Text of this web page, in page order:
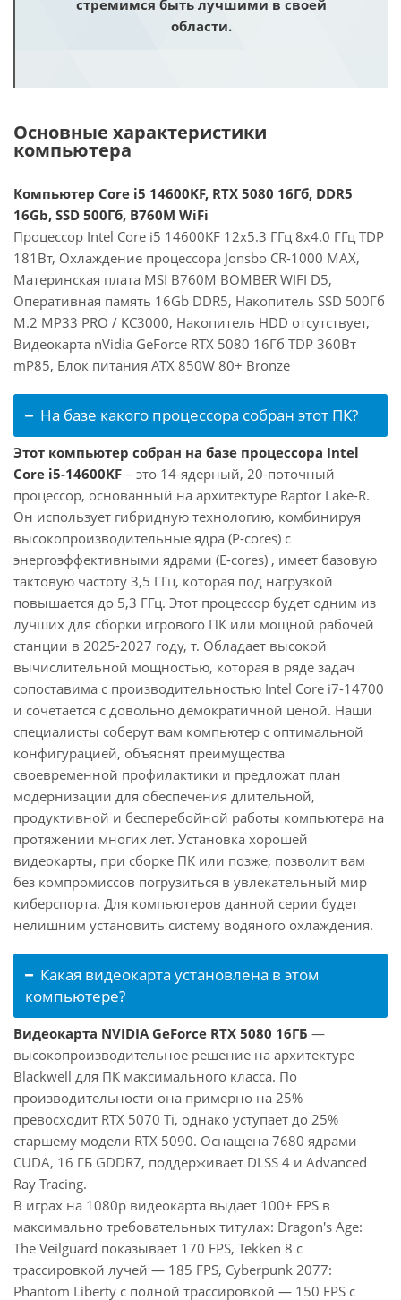
стремимся быть лучшими в своей
области.
Основные характеристики
компьютера
Компьютер Core i5 14600KF, RTX 5080 16Гб, DDR5
16Gb, SSD 500Гб, B760M WiFi
Процессор Intel Core i5 14600KF 12x5.3 ГГц 8x4.0 ГГц TDP
181Вт, Охлаждение процессора Jonsbo CR-1000 MAX,
Материнская плата MSI B760M BOMBER WIFI D5,
Оперативная память 16Gb DDR5, Накопитель SSD 500Гб
M.2 MP33 PRO / KC3000, Накопитель HDD отсутствует,
Видеокарта nVidia GeForce RTX 5080 16Гб TDP 360Вт
mP85, Блок питания ATX 850W 80+ Bronze
На базе какого процессора собран этот ПК?
Этот компьютер собран на базе процессора Intel
Core i5-14600KF – это 14-ядерный, 20-поточный
процессор, основанный на архитектуре Raptor Lake-R.
Он использует гибридную технологию, комбинируя
высокопроизводительные ядра (P-cores) с
энергоэффективными ядрами (E-cores) , имеет базовую
тактовую частоту 3,5 ГГц, которая под нагрузкой
повышается до 5,3 ГГц. Этот процессор будет одним из
лучших для сборки игрового ПК или мощной рабочей
станции в 2025-2027 году, т. Обладает высокой
вычислительной мощностью, которая в ряде задач
сопоставима с производительностью Intel Core i7-14700
и сочетается с довольно демократичной ценой. Наши
специалисты соберут вам компьютер с оптимальной
конфигурацией, объяснят преимущества
своевременной профилактики и предложат план
модернизации для обеспечения длительной,
продуктивной и бесперебойной работы компьютера на
протяжении многих лет. Установка хорошей
видеокарты, при сборке ПК или позже, позволит вам
без компромиссов погрузиться в увлекательный мир
киберспорта. Для компьютеров данной серии будет
нелишним установить систему водяного охлаждения.
Какая видеокарта установлена в этом
компьютере?
Видеокарта NVIDIA GeForce RTX 5080 16ГБ —
высокопроизводительное решение на архитектуре
Blackwell для ПК максимального класса. По
производительности она примерно на 25%
превосходит RTX 5070 Ti, однако уступает до 25%
старшему модели RTX 5090. Оснащена 7680 ядрами
CUDA, 16 ГБ GDDR7, поддерживает DLSS 4 и Advanced
Ray Tracing.
В играх на 1080p видеокарта выдаёт 100+ FPS в
максимально требовательных титулах: Dragon's Age:
The Veilguard показывает 170 FPS, Tekken 8 с
трассировкой лучей — 185 FPS, Cyberpunk 2077:
Phantom Liberty с полной трассировкой — 150 FPS с